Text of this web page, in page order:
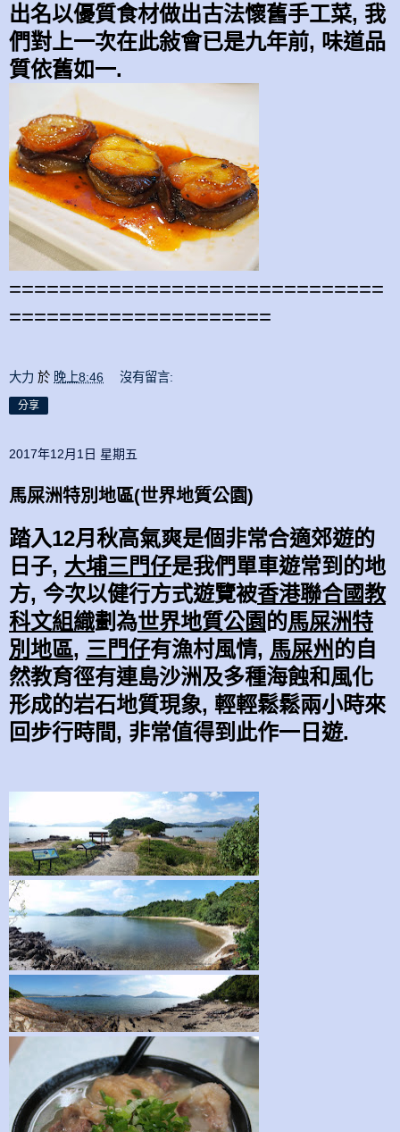
出名以優質食材做出古法懷舊手工菜, 我
們對上一次在此敍會已是九年前, 味道品
質依舊如一.
==============================
=====================
大力 於 晚上8:46 沒有留言:
分享
2017年12月1日 星期五
馬屎洲特別地區(世界地質公園)
踏入12月秋高氣爽是個非常合適郊遊的
日子, 大埔三門仔是我們單車遊常到的地
方, 今次以健行方式遊覽被香港聯合國教
科文組織劃為世界地質公園的馬屎洲特
別地區, 三門仔有漁村風情, 馬屎州 的自
然教育徑有連島沙洲及多種海蝕和 風化
形成的岩石地質現象, 輕輕鬆鬆兩小時來
回步行時間, 非常值得到此作一日 遊.